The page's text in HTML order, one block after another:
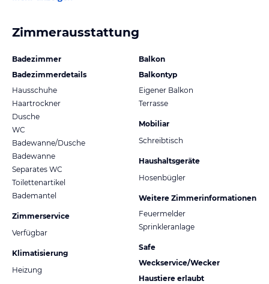
Zimmerausstattung
Badezimmer
Badezimmerdetails
Hausschuhe
Haartrockner
Dusche
WC
Badewanne/Dusche
Badewanne
Separates WC
Toilettenartikel
Bademantel
Zimmerservice
Verfügbar
Klimatisierung
Heizung
Balkon
Balkontyp
Eigener Balkon
Terrasse
Mobiliar
Schreibtisch
Haushaltsgeräte
Hosenbügler
Weitere Zimmerinformationen
Feuermelder
Sprinkleranlage
Safe
Weckservice/Wecker
Haustiere erlaubt